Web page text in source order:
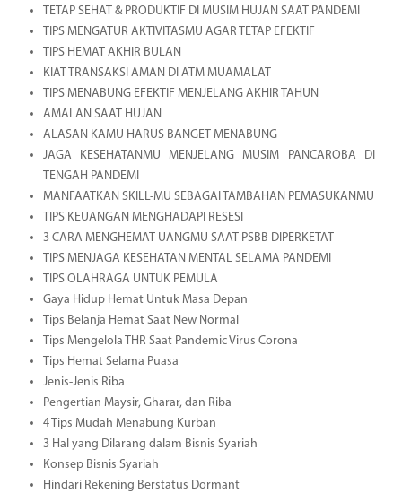
TETAP SEHAT & PRODUKTIF DI MUSIM HUJAN SAAT PANDEMI
TIPS MENGATUR AKTIVITASMU AGAR TETAP EFEKTIF
TIPS HEMAT AKHIR BULAN
KIAT TRANSAKSI AMAN DI ATM MUAMALAT
TIPS MENABUNG EFEKTIF MENJELANG AKHIR TAHUN
AMALAN SAAT HUJAN
ALASAN KAMU HARUS BANGET MENABUNG
JAGA KESEHATANMU MENJELANG MUSIM PANCAROBA DI
TENGAH PANDEMI
MANFAATKAN SKILL-MU SEBAGAI TAMBAHAN PEMASUKANMU
TIPS KEUANGAN MENGHADAPI RESESI
3 CARA MENGHEMAT UANGMU SAAT PSBB DIPERKETAT
TIPS MENJAGA KESEHATAN MENTAL SELAMA PANDEMI
TIPS OLAHRAGA UNTUK PEMULA
Gaya Hidup Hemat Untuk Masa Depan
Tips Belanja Hemat Saat New Normal
Tips Mengelola THR Saat Pandemic Virus Corona
Tips Hemat Selama Puasa
Jenis-Jenis Riba
Pengertian Maysir, Gharar, dan Riba
4 Tips Mudah Menabung Kurban
3 Hal yang Dilarang dalam Bisnis Syariah
Konsep Bisnis Syariah
Hindari Rekening Berstatus Dormant